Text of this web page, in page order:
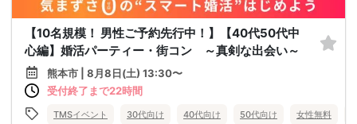
【10名規模！ 男性ご予約先行中！】【40代50代中
心編】婚活パーティー・街コン ～真剣な出会い～
熊本市 | 8月8日(土) 13:30〜
受付終了まで22時間
TMSイベント 30代向け 40代向け 50代向け 女性無料